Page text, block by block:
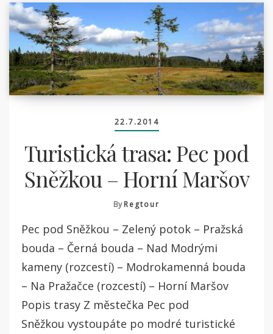
22.7.2014
Turistická trasa: Pec pod
Sněžkou – Horní Maršov
ByRegtour
Pec pod Sněžkou – Zelený potok – Pražská
bouda – Černá bouda – Nad Modrými
kameny (rozcestí) – Modrokamenná bouda
– Na Pražačce (rozcestí) – Horní Maršov
Popis trasy Z městečka Pec pod
Sněžkou vystoupáte po modré turistické